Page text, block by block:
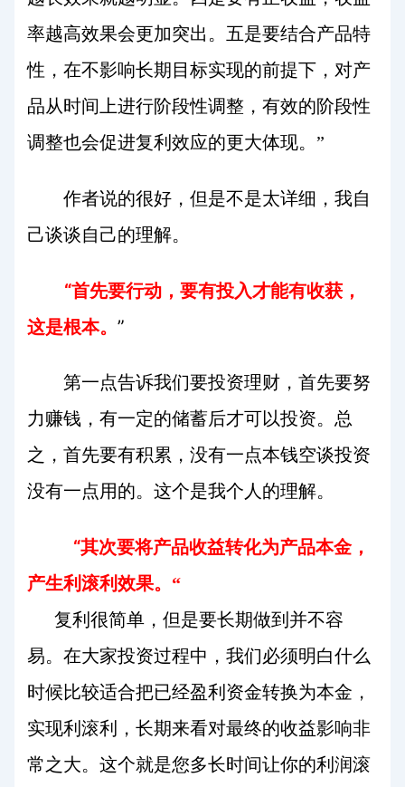
率越高效果会更加突出。五是要结合产品特
性，在不影响长期目标实现的前提下，对产
品从时间上进行阶段性调整，有效的阶段性
调整也会促进复利效应的更大体现。”
作者说的很好，但是不是太详细，我自
己谈谈自己的理解。
“首先要行动，要有投入才能有收获，
这是根本。”
第一点告诉我们要投资理财，首先要努
力赚钱，有一定的储蓄后才可以投资。总
之，首先要有积累，没有一点本钱空谈投资
没有一点用的。这个是我个人的理解。
“其次要将产品收益转化为产品本金，
产生利滚利效果。“
复利很简单，但是要长期做到并不容
易。在大家投资过程中，我们必须明白什么
时候比较适合把已经盈利资金转换为本金，
实现利滚利，长期来看对最终的收益影响非
常之大。这个就是您多长时间让你的利润滚